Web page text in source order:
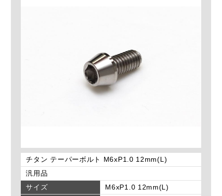
チタン テーパーボルト M6xP1.0 12mm(L)
汎用品
サイズ
M6xP1.0 12mm(L)